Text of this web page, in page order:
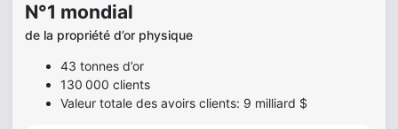
N°1 mondial
de la propriété d’or physique
43 tonnes d’or
130 000 clients
Valeur totale des avoirs clients: 9 milliard $